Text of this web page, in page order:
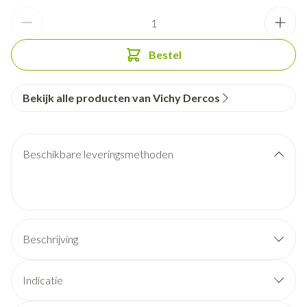
Bestel
Bekijk alle producten van Vichy Dercos
Beschikbare leveringsmethoden
Beschrijving
Indicatie